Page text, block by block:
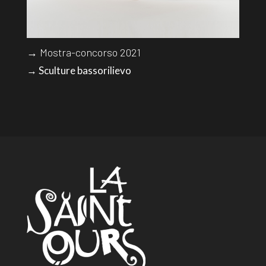
→ Mostra-concorso 2021
→ Sculture bassorilievo